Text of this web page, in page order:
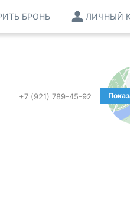
ЛИЧНЫЙ
БРОНЬ
+7 (921) 789-45-92